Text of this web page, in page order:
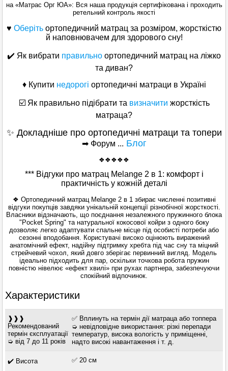
на «Матраc Орг ЮА»: Вся наша продукція сертифікована і проходить
ретельний контроль якості
♥ Оберіть ортопедичний матрац за розміром, жорсткістю
й наповнювачем для здорового сну!
✔️ Як вибрати правильно ортопедичний матрац на ліжко
та диван?
♦ Купити недорогі ортопедичні матраци в Україні
☑️ Як правильно підібрати та визначити жорсткість
матраца?
✨ Докладніше про ортопедичні матраци та топери
➡ Форум ... Блог
❖❖❖❖❖
*** Відгуки про матрац Melange 2 в 1: комфорт і
практичність у кожній деталі
❖ Ортопедичний матрац Melange 2 в 1 збирає численні позитивні
відгуки покупців завдяки унікальній концепції різнобічної жорсткості.
Власники відзначають, що поєднання незалежного пружинного блока
"Pocket Spring" та натуральної кокосової койри з одного боку
дозволяє легко адаптувати спальне місце під особисті потреби або
сезонні вподобання. Користувачі високо оцінюють виражений
анатомічний ефект, надійну підтримку хребта під час сну та міцний
стрейчевий чохол, який довго зберігає первинний вигляд. Модель
ідеально підходить для пар, оскільки точкова робота пружин
повністю нівелює «ефект хвилі» при рухах партнера, забезпечуючи
спокійний відпочинок.
Характеристики
❱❱❱
Рекомендований
термін єксплуатації
➭ від 7 до 11 років
✅ Вплинуть на термін дії матраца або топпера
➭ невідповідне використання: різкі перепади
температур, висока вологість у приміщенні,
надто високі навантаження і т. д.
✔️ Висота ✅ 20 см